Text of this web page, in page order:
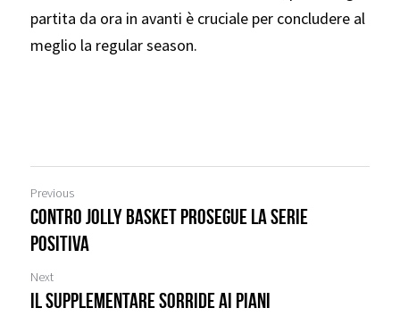
partita da ora in avanti è cruciale per concludere al
meglio la regular season.
Previous
Contro Jolly Basket prosegue la serie
positiva
Next
Il supplementare sorride ai Piani